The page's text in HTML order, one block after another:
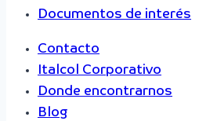
Documentos de interés
Contacto
Italcol Corporativo
Donde encontrarnos
Blog